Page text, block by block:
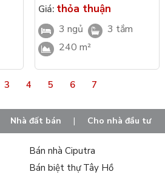
Giá: thỏa thuận
3 ngủ
3 tắm
240 m²
3 4 5 6 7
Nhà đất bán | Cho nhà đầu tư
Bán nhà Ciputra
Bán biệt thự Tây Hồ